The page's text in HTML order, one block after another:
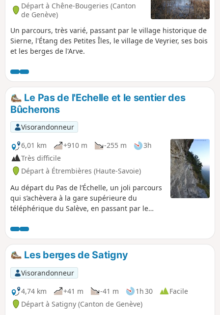
Départ à Chêne-Bougeries (Canton
de Genève)
Un parcours, très varié, passant par le village historique de
Sierne, l'Étang des Petites Îles, le village de Veyrier, ses bois
et les berges de l'Arve.
Le Pas de l'Echelle et le sentier des
Bûcherons
Visorandonneur
6,01 km
+910 m -255 m
3h
Très difficile
Départ à Étrembières (Haute-Savoie)
Au départ du Pas de l’Échelle, un joli parcours
qui s’achèvera à la gare supérieure du
téléphérique du Salève, en passant par le
le haut de la Petite Gorge et le plateau
sommital. Une randonnée qui présente des
passages très exposés, réservée aux
personnes absolument pas sujettes au
vertige, et qui exige la plus grande prudence.
Les berges de Satigny
Visorandonneur
4,74 km
+41 m -41 m 1h 30
Facile
Départ à Satigny (Canton de Genève)